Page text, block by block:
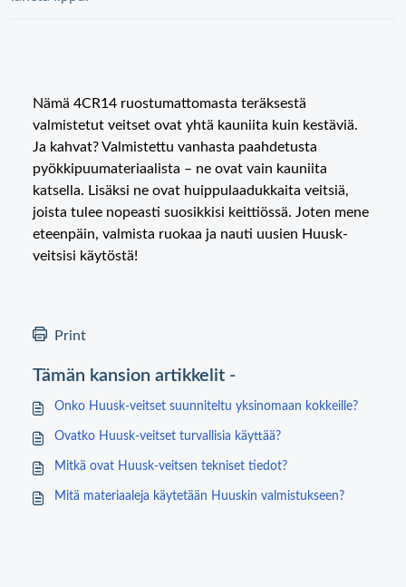
Nämä 4CR14 ruostumattomasta teräksestä
valmistetut veitset ovat yhtä kauniita kuin kestäviä.
Ja kahvat? Valmistettu vanhasta paahdetusta
pyökkipuumateriaalista – ne ovat vain kauniita
katsella. Lisäksi ne ovat huippulaadukkaita veitsiä,
joista tulee nopeasti suosikkisi keittiössä. Joten mene
eteenpäin, valmista ruokaa ja nauti uusien Huusk-
veitsisi käytöstä!
Print
Tämän kansion artikkelit -
Onko Huusk-veitset suunniteltu yksinomaan kokkeille?
Ovatko Huusk-veitset turvallisia käyttää?
Mitkä ovat Huusk-veitsen tekniset tiedot?
Mitä materiaaleja käytetään Huuskin valmistukseen?